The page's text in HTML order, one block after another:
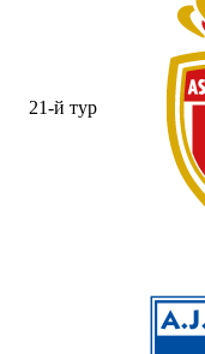
21-й тур